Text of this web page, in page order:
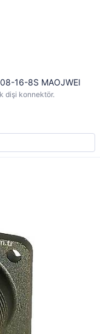
16-8S MAOJWEI
dişi konnektör.